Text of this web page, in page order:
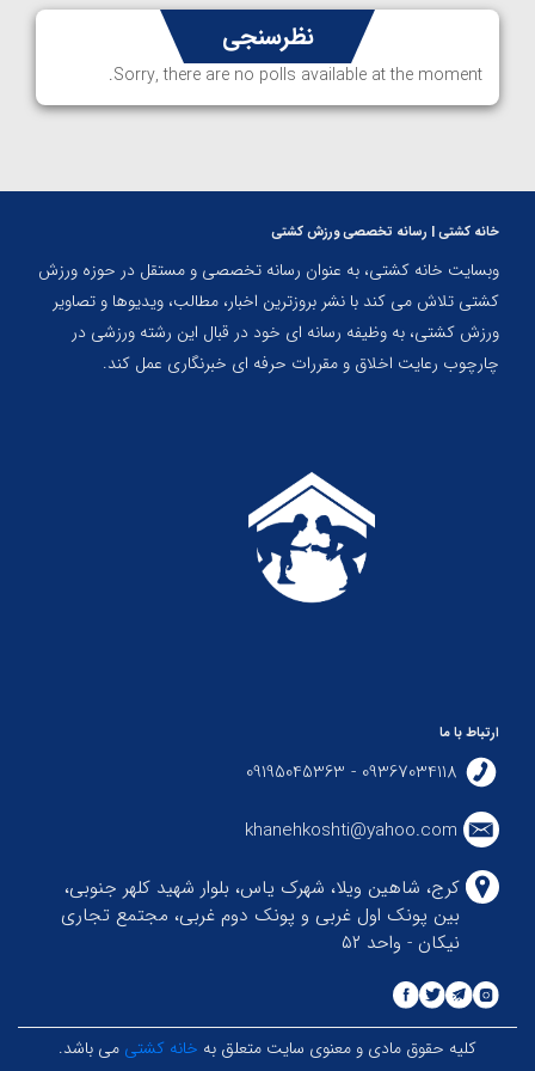
نظرسنجی
Sorry, there are no polls available at the moment.
خانه کشتی | رسانه تخصصی ورزش کشتی
وبسایت خانه کشتی، به عنوان رسانه تخصصی و مستقل در حوزه ورزش
کشتی تلاش می کند با نشر بروزترین اخبار، مطالب، ویدیوها و تصاویر
ورزش کشتی، به وظیفه رسانه ای خود در قبال این رشته ورزشی در
چارچوب رعایت اخلاق و مقررات حرفه ای خبرنگاری عمل کند.
ارتباط با ما
09367034118 - 09195045363
khanehkoshti@yahoo.com
کرج، شاهین ویلا، شهرک یاس، بلوار شهید کلهر جنوبی،
بین پونک اول غربی و پونک دوم غربی، مجتمع تجاری
نیکان - واحد ۵۲
کلیه حقوق مادی و معنوی سایت متعلق به خانه کشتی می باشد.